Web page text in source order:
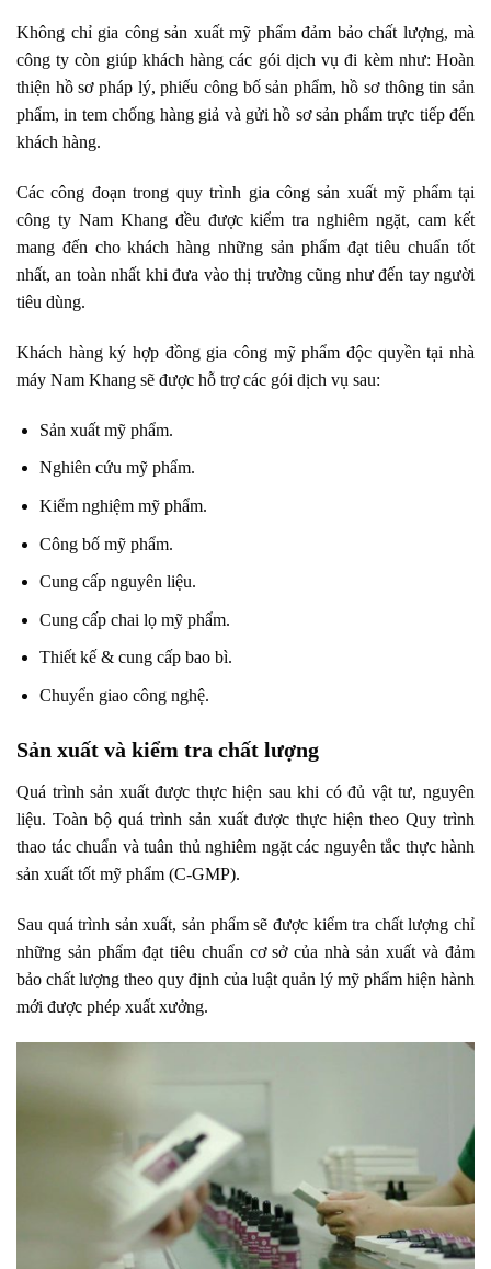
Không chỉ gia công sản xuất mỹ phẩm đảm bảo chất lượng, mà
công ty còn giúp khách hàng các gói dịch vụ đi kèm như: Hoàn
thiện hồ sơ pháp lý, phiếu công bố sản phẩm, hồ sơ thông tin sản
phẩm, in tem chống hàng giả và gửi hồ sơ sản phẩm trực tiếp đến
khách hàng.
Các công đoạn trong quy trình gia công sản xuất mỹ phẩm tại
công ty Nam Khang đều được kiểm tra nghiêm ngặt, cam kết
mang đến cho khách hàng những sản phẩm đạt tiêu chuẩn tốt
nhất, an toàn nhất khi đưa vào thị trường cũng như đến tay người
tiêu dùng.
Khách hàng ký hợp đồng gia công mỹ phẩm độc quyền tại nhà
máy Nam Khang sẽ được hỗ trợ các gói dịch vụ sau:
Sản xuất mỹ phẩm.
Nghiên cứu mỹ phẩm.
Kiểm nghiệm mỹ phẩm.
Công bố mỹ phẩm.
Cung cấp nguyên liệu.
Cung cấp chai lọ mỹ phẩm.
Thiết kế & cung cấp bao bì.
Chuyển giao công nghệ.
Sản xuất và kiểm tra chất lượng
Quá trình sản xuất được thực hiện sau khi có đủ vật tư, nguyên
liệu. Toàn bộ quá trình sản xuất được thực hiện theo Quy trình
thao tác chuẩn và tuân thủ nghiêm ngặt các nguyên tắc thực hành
sản xuất tốt mỹ phẩm (C-GMP).
Sau quá trình sản xuất, sản phẩm sẽ được kiểm tra chất lượng chỉ
những sản phẩm đạt tiêu chuẩn cơ sở của nhà sản xuất và đảm
bảo chất lượng theo quy định của luật quản lý mỹ phẩm hiện hành
mới được phép xuất xưởng.